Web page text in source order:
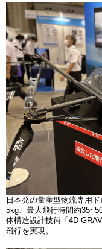
日本発の量産型物流専用
5kg、最大飛行時間約
体構造設計技術「4D
飛行を実現。